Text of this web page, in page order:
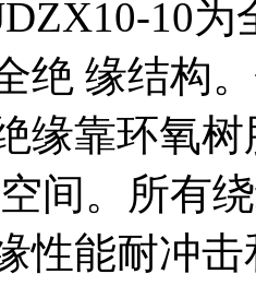
10
绝 缘结构
缘靠环氧
间。所有
性能耐冲